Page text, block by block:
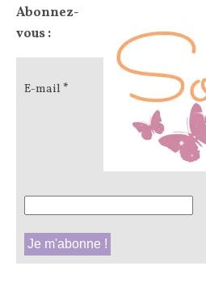
Abonnez-
vous :
E-mail *